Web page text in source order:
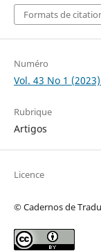
Formats de
Numéro
Vol. 43 No 1
Rubrique
Artigos
Licence
© Cadernos de